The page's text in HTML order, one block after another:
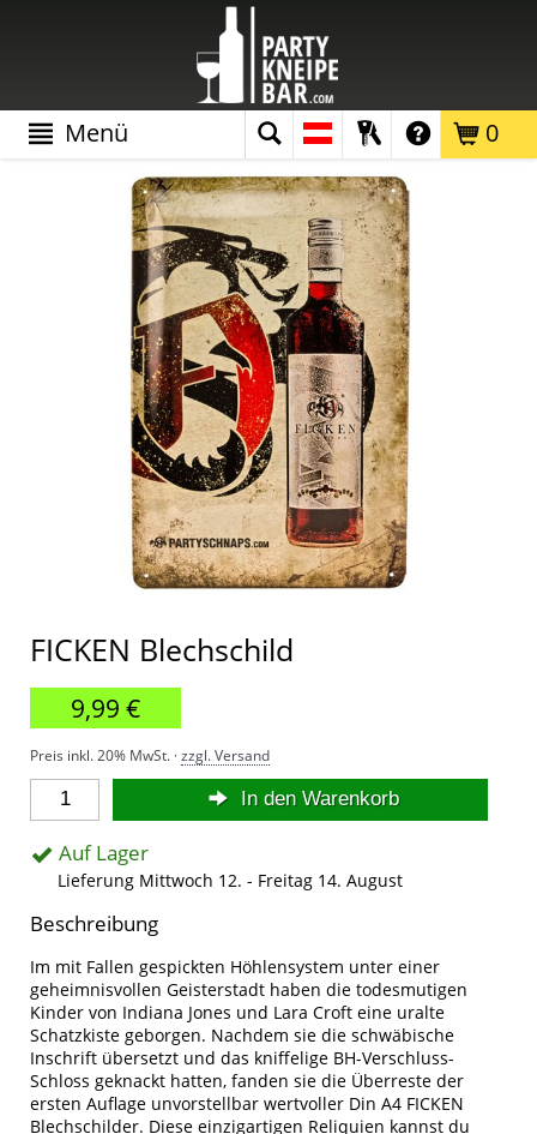
0
Menü
FICKEN Blechschild
9,99 €
Preis inkl. 20% MwSt. ·zzgl. Versand
In den Warenkorb
Auf Lager
Lieferung Mittwoch 12. - Freitag 14. August
Beschreibung
Im mit Fallen gespickten Höhlensystem unter einer
geheimnisvollen Geisterstadt haben die todesmutigen
Kinder von Indiana Jones und Lara Croft eine uralte
Schatzkiste geborgen. Nachdem sie die schwäbische
Inschrift übersetzt und das kniffelige BH-Verschluss-
Schloss geknackt hatten, fanden sie die Überreste der
ersten Auflage unvorstellbar wertvoller Din A4 FICKEN
Blechschilder. Diese einzigartigen Reliquien kannst du